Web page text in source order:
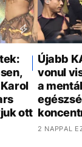
ott
Újabb
vonul
a
2 NAPPAL